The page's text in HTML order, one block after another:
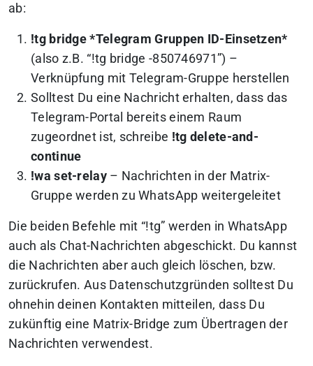
ab:
!tg bridge *Telegram Gruppen ID-Einsetzen*
(also z.B. “!tg bridge -850746971”) –
Verknüpfung mit Telegram-Gruppe herstellen
Solltest Du eine Nachricht erhalten, dass das
Telegram-Portal bereits einem Raum
zugeordnet ist, schreibe !tg delete-and-
continue
!wa set-relay– Nachrichten in der Matrix-
Gruppe werden zu WhatsApp weitergeleitet
Die beiden Befehle mit “!tg” werden in WhatsApp
auch als Chat-Nachrichten abgeschickt. Du kannst
die Nachrichten aber auch gleich löschen, bzw.
zurückrufen. Aus Datenschutzgründen solltest Du
ohnehin deinen Kontakten mitteilen, dass Du
zukünftig eine Matrix-Bridge zum Übertragen der
Nachrichten verwendest.